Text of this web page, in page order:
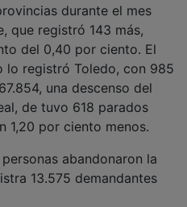
que registró 143 más,
del 0,40 por ciento. El
registró Toledo, con 985
una descenso del
de tuvo 618 parados
1,20 por ciento menos.
13.575 demandantes